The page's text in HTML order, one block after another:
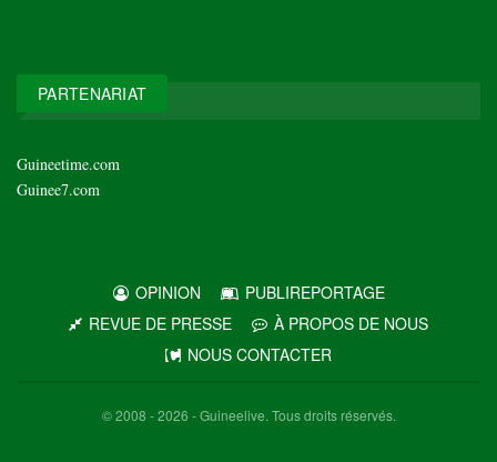
PARTENARIAT
Guineetime.com
Guinee7.com
OPINION
PUBLIREPORTAGE
REVUE DE PRESSE
À PROPOS DE NOUS
NOUS CONTACTER
© 2008 - 2026 - Guineelive. Tous droits réservés.